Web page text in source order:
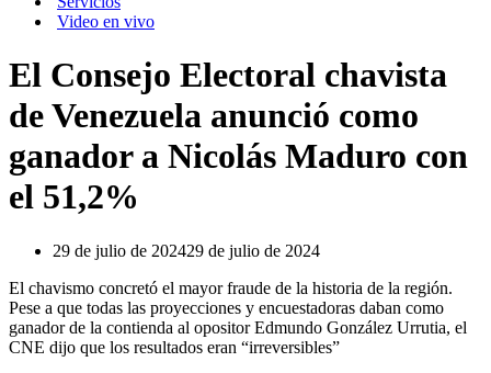
Video en vivo
El Consejo Electoral chavista
de Venezuela anunció como
ganador a Nicolás Maduro con
el 51,2%
29 de julio de 202429 de julio de 2024
El chavismo concretó el mayor fraude de la historia de la región.
Pese a que todas las proyecciones y encuestadoras daban como
ganador de la contienda al opositor Edmundo González Urrutia, el
CNE dijo que los resultados eran “irreversibles”